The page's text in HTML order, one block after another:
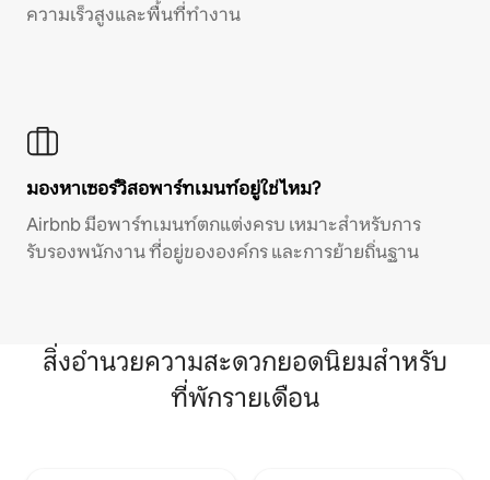
ความเร็วสูงและพื้นที่ทำงาน
มองหาเซอร์วิสอพาร์ทเมนท์อยู่ใช่ไหม?
Airbnb มีอพาร์ทเมนท์ตกแต่งครบ เหมาะสำหรับการ
รับรองพนักงาน ที่อยู่ขององค์กร และการย้ายถิ่นฐาน
สิ่งอำนวยความสะดวกยอดนิยมสำหรับ
ที่พักรายเดือน